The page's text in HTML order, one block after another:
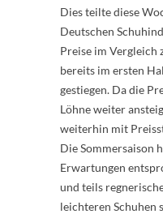
Dies teilte diese
Deutschen
Preise im Vergleich
bereits im ersten
gestiegen. Da die
Löhne weiter
weiterhin mit
Die Sommersaison
Erwartungen
und teils
leichteren Schuhen